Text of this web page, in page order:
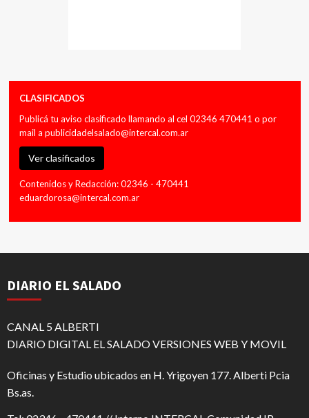
CLASIFICADOS
Publicá tu aviso clasificado llamando al cel 02346 470441 o por
mail a publicidadelsalado@intercal.com.ar
Ver clasificados
Contenidos y Redacción: 02346 - 470441
eduardorosa@intercal.com.ar
DIARIO EL SALADO
CANAL 5 ALBERTI
DIARIO DIGITAL EL SALADO VERSIONES WEB Y MOVIL
Oficinas y Estudio ubicados en H. Yrigoyen 177. Alberti Pcia
Bs.as.